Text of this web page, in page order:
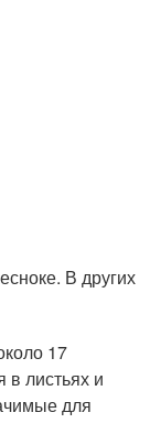
В других
17
листьях и
для